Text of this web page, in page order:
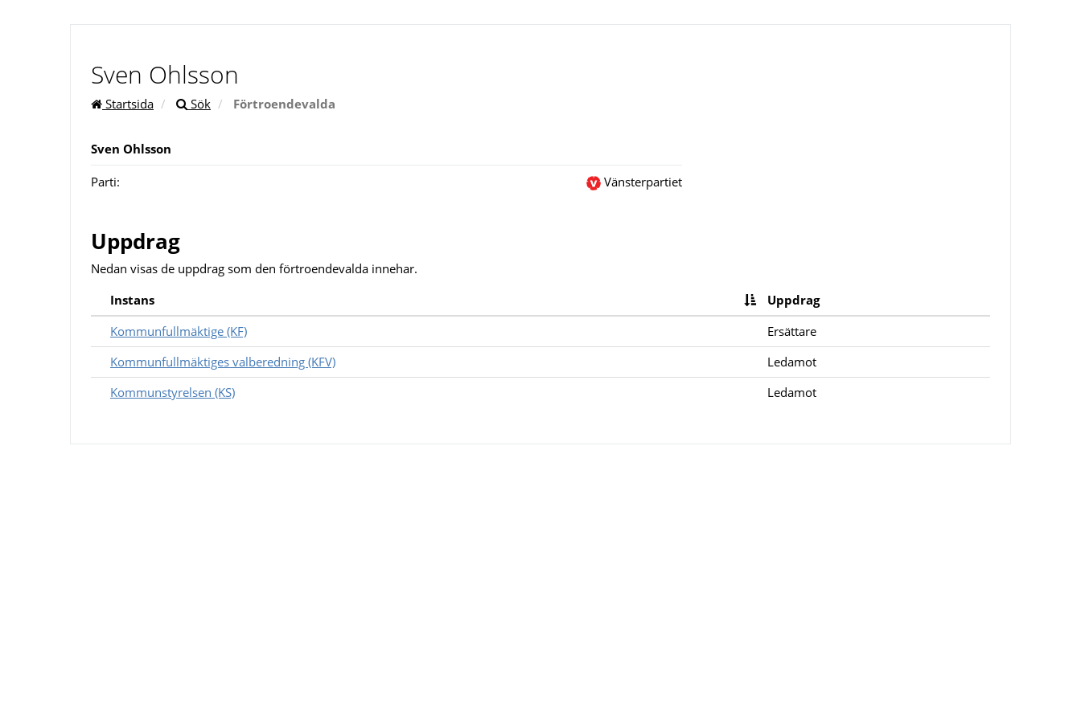
Sven Ohlsson
Startsida Sök Förtroendevalda
Sven Ohlsson
Vänsterpartiet
Parti:
Uppdrag
Nedan visas de uppdrag som den förtroendevalda innehar.
Instans
Uppdrag
Kommunfullmäktige (KF)
Ersättare
Kommunfullmäktiges valberedning (KFV)
Ledamot
Kommunstyrelsen (KS)
Ledamot